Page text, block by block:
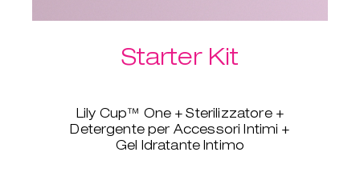
Starter Kit
Lily Cup™ One + Sterilizzatore +
Detergente per Accessori Intimi +
Gel Idratante Intimo